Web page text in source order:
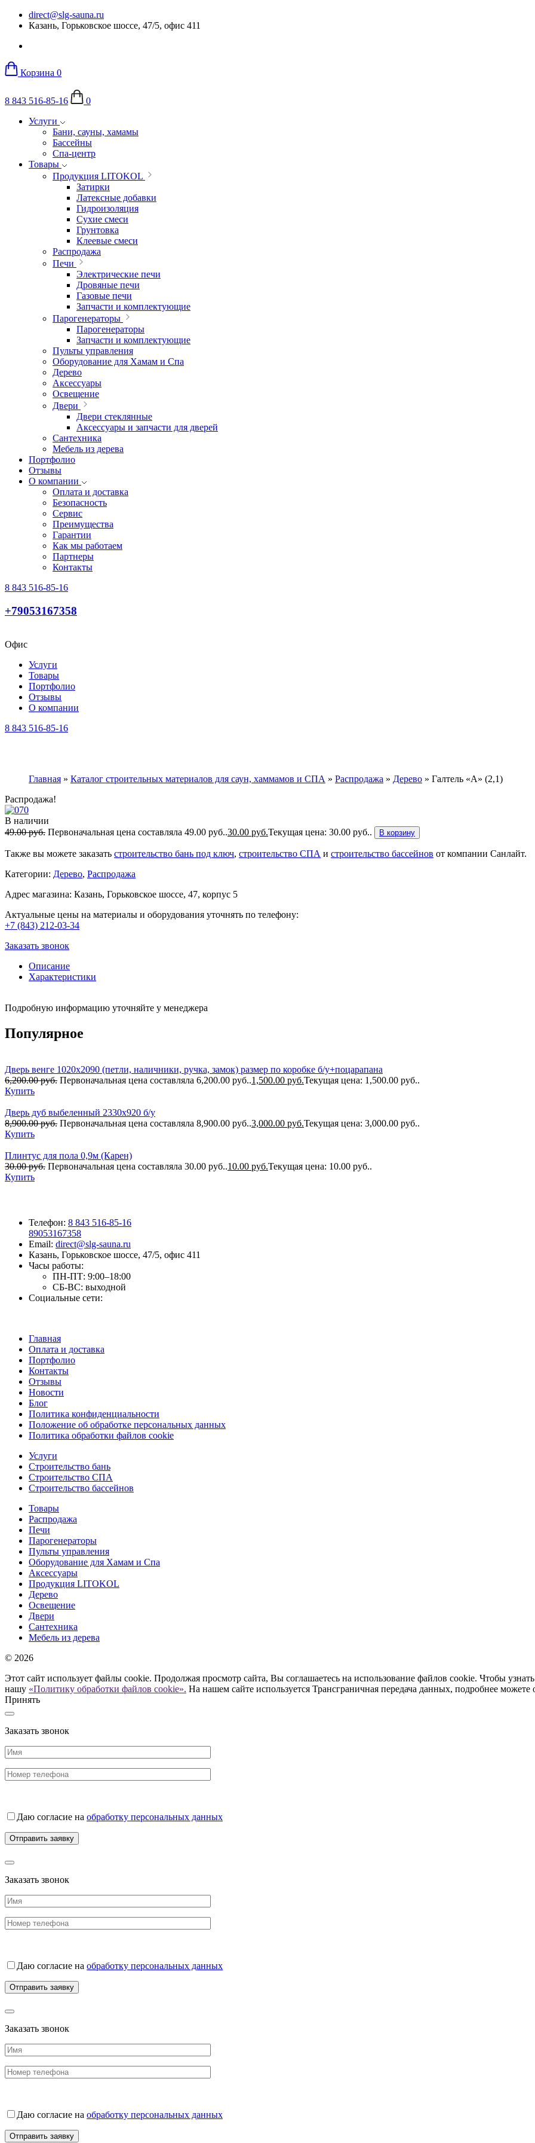
direct@slg-sauna.ru
Казань, Горьковское шоссе, 47/5, офис 411
Корзина 0
8 843 516-85-16
0
Услуги
Бани, сауны, хамамы
Бассейны
Спа-центр
Товары
Продукция LITOKOL
Затирки
Латексные добавки
Гидроизоляция
Сухие смеси
Грунтовка
Клеевые смеси
Распродажа
Печи
Электрические печи
Дровяные печи
Газовые печи
Запчасти и комплектующие
Парогенераторы
Парогенераторы
Запчасти и комплектующие
Пульты управления
Оборудование для Хамам и Спа
Дерево
Аксессуары
Освещение
Двери
Двери стеклянные
Аксессуары и запчасти для дверей
Сантехника
Мебель из дерева
Портфолио
Отзывы
О компании
Оплата и доставка
Безопасность
Сервис
Преимущества
Гарантии
Как мы работаем
Партнеры
Контакты
8 843 516-85-16
+79053167358
Офис
Услуги
Товары
Портфолио
Отзывы
О компании
8 843 516-85-16
Главная » Каталог строительных материалов для саун, хаммамов и СПА » Распродажа » Дерево » Галтель «А» (2,1)
Распродажа!
В наличии
49.00руб. Первоначальная цена составляла 49.00 руб..30.00 руб.Текущая цена: 30.00 руб.. В корзину
Также вы можете заказать строительство бань под ключ, строительство СПА и строительство бассейнов от компании Санлайт.
Категории: Дерево, Распродажа
Адрес магазина: Казань, Горьковское шоссе, 47, корпус 5
Актуальные цены на материалы и оборудования уточнять по телефону:
+7 (843) 212-03-34
Заказать звонок
Описание
Характеристики
Подробную информацию уточняйте у менеджера
Популярное
Дверь венге 1020х2090 (петли, наличники, ручка, замок) размер по коробке б/у+поцарапана
6,200.00руб. Первоначальная цена составляла 6,200.00 руб..1,500.00 руб.Текущая цена: 1,500.00 руб..
Купить
Дверь дуб выбеленный 2330х920 б/у
8,900.00руб. Первоначальная цена составляла 8,900.00 руб..3,000.00 руб.Текущая цена: 3,000.00 руб..
Купить
Плинтус для пола 0,9м (Карен)
30.00руб. Первоначальная цена составляла 30.00 руб..10.00 руб.Текущая цена: 10.00 руб..
Купить
Телефон: 8 843 516-85-16
89053167358
Email: direct@slg-sauna.ru
Казань, Горьковское шоссе, 47/5, офис 411
Часы работы:
ПН-ПТ: 9:00–18:00
СБ-ВС: выходной
Социальные сети:
Главная
Оплата и доставка
Портфолио
Контакты
Отзывы
Новости
Блог
Политика конфиденциальности
Положение об обработке персональных данных
Политика обработки файлов cookie
Услуги
Строительство бань
Строительство СПА
Строительство бассейнов
Товары
Распродажа
Печи
Парогенераторы
Пульты управления
Оборудование для Хамам и Спа
Аксессуары
Продукция LITOKOL
Дерево
Освещение
Двери
Сантехника
Мебель из дерева
© 2026
Этот сайт использует файлы cookie. Продолжая просмотр сайта, Вы соглашаетесь на использование файлов cookie. Чтобы
нашу «Политику обработки файлов cookie». На нашем сайте используется Трансграничная передача данных, подробнее можете
Принять
Заказать звонок
Даю согласие на обработку персональных данных
Заказать звонок
Даю согласие на обработку персональных данных
Заказать звонок
Даю согласие на обработку персональных данных